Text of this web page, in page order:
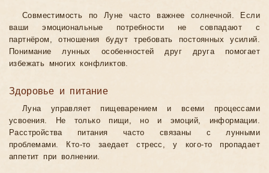
Совместимость по Луне часто важнее солнечной. Если
ваши эмоциональные потребности не совпадают с
партнёром, отношения будут требовать постоянных усилий.
Понимание лунных особенностей друг друга помогает
избежать многих конфликтов.
Здоровье и питание
Луна управляет пищеварением и всеми процессами
усвоения. Не только пищи, но и эмоций, информации.
Расстройства питания часто связаны с лунными
проблемами. Кто-то заедает стресс, у кого-то пропадает
аппетит при волнении.